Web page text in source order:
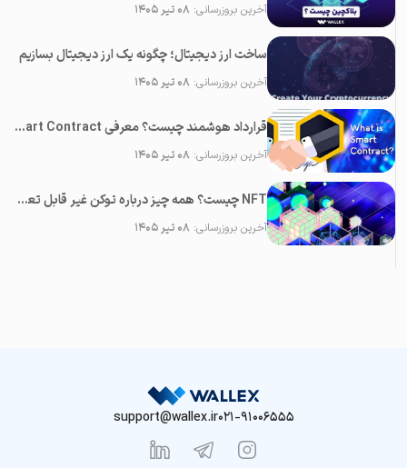
آخرین بروزرسانی:۰۸ تیر ۱۴۰۵
ساخت ارز دیجیتال؛ چگونه یک ارز دیجیتال بسازیم
آخرین بروزرسانی:۰۸ تیر ۱۴۰۵
قرارداد هوشمند چیست؟ معرفی Smart Contract و بررسی کاربرد های آن
آخرین بروزرسانی:۰۸ تیر ۱۴۰۵
NFT چیست؟ همه چیز درباره توکن‌ غیر قابل تعویض (آپدیت ۲۰۲۳)
آخرین بروزرسانی:۰۸ تیر ۱۴۰۵
021-91006555
support@wallex.ir